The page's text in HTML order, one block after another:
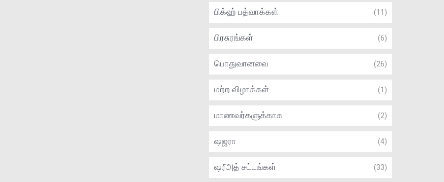
பிக்ஹ் பத்வாக்கள் (11)
பிரசுரங்கள் (6)
பொதுவானவை (26)
மற்ற விழாக்கள் (1)
மாணவர்களுக்காக (2)
ஷஜரா (4)
ஷரீஅத் சட்டங்கள் (33)